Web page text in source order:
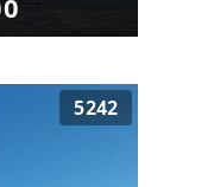
5242